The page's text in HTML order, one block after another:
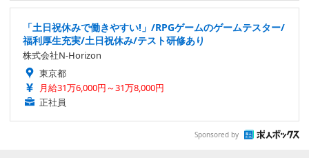
「土日祝休みで働きやすい!」/RPGゲームのゲームテスター/
福利厚生充実/土日祝休み/テスト研修あり
株式会社N-Horizon
東京都
月給31万6,000円～31万8,000円
正社員
Sponsored by